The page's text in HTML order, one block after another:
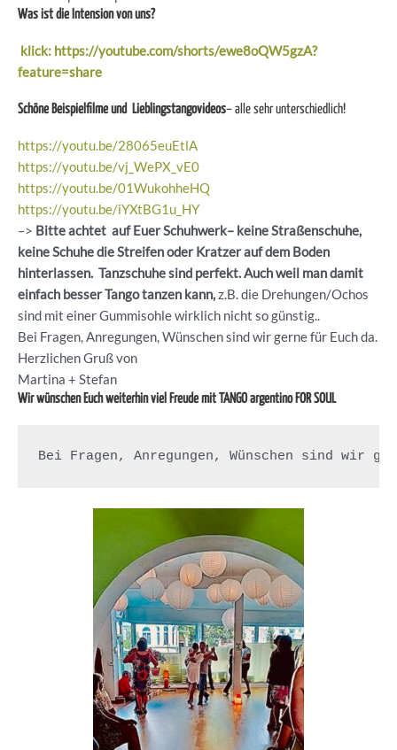
Was ist die Intension von uns?
klick: https://youtube.com/shorts/ewe8oQW5gzA?
feature=share
Schöne Beispielfilme und Lieblingstangovideos– alle sehr unterschiedlich!
https://youtu.be/28065euEtlA
https://youtu.be/vj_WePX_vE0
https://youtu.be/01WukohheHQ
https://youtu.be/iYXtBG1u_HY
–> Bitte achtet auf Euer Schuhwerk– keine Straßenschuhe,
keine Schuhe die Streifen oder Kratzer auf dem Boden
hinterlassen. Tanzschuhe sind perfekt. Auch weil man damit
einfach besser Tango tanzen kann,z.B. die Drehungen/Ochos
sind mit einer Gummisohle wirklich nicht so günstig..
Bei Fragen, Anregungen, Wünschen sind wir gerne für Euch da.
Herzlichen Gruß von
Martina + Stefan
Wir wünschen Euch weiterhin viel Freude mit TANGO argentino FOR SOUL
Bei Fragen, Anregungen, Wünschen sind wir